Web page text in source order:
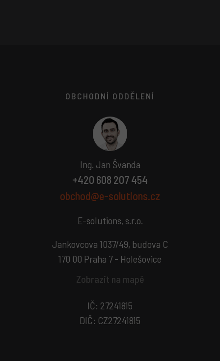
OBCHODNÍ ODDĚLENÍ
Ing. Jan Švanda
+420 608 207 454
obchod@e-solutions.cz
E-solutions, s.r.o.
Jankovcova 1037/49, budova C
170 00 Praha 7 - Holešovice
Zobrazit na mapě
IČ: 27241815
DIČ: CZ27241815